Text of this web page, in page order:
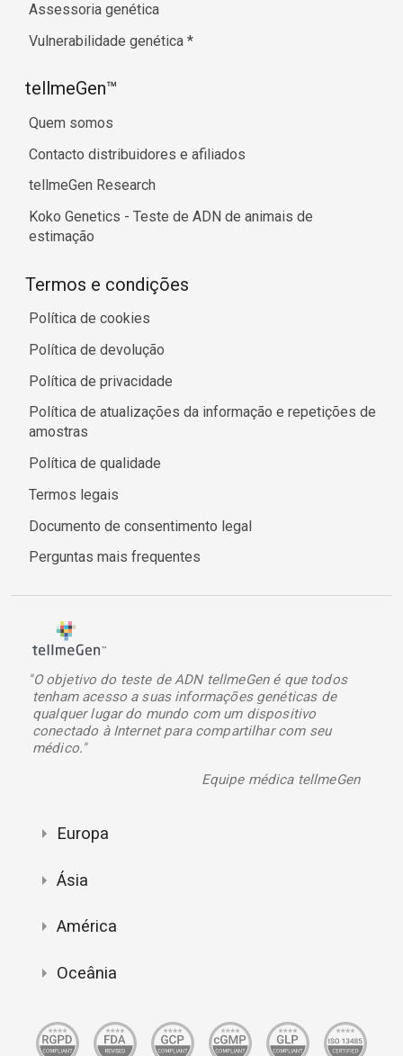
Assessoria genética
Vulnerabilidade genética *
tellmeGen™
Quem somos
Contacto distribuidores e afiliados
tellmeGen Research
Koko Genetics - Teste de ADN de animais de
estimação
Termos e condições
Política de cookies
Política de devolução
Política de privacidade
Política de atualizações da informação e repetições de
amostras
Política de qualidade
Termos legais
Documento de consentimento legal
Perguntas mais frequentes
"O objetivo do teste de ADN tellmeGen é que todos
tenham acesso a suas informações genéticas de
qualquer lugar do mundo com um dispositivo
conectado à Internet para compartilhar com seu
médico."
Equipe médica tellmeGen
Europa
Ásia
América
Oceânia